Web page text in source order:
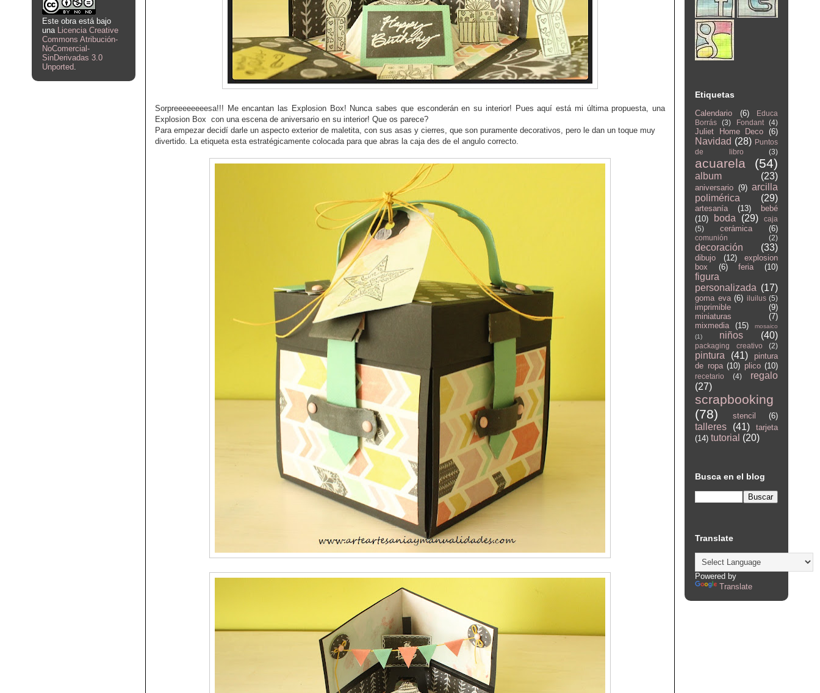
Sorpreeeeeeeesa!!! Me encantan las Explosion Box! Nunca sabes que esconderán en su interior! Pues aquí está mi última propuesta, una
Explosion Box con una escena de aniversario en su interior! Que os parece?
Para empezar decidí darle un aspecto exterior de maletita, con sus asas y cierres, que son puramente decorativos, pero le dan un toque muy
divertido. La etiqueta esta estratégicamente colocada para que abras la caja des de el angulo correcto.
Este obra está bajo
una
Licencia Creative
Commons Atribución-
NoComercial-
SinDerivadas 3.0
Unported
Etiquetas
Calendario (6)
Educa
Borrás
(3) Fondant (4)
Juliet Home Deco (6)
Navidad (28) Puntos
de libro
(3)
acuarela (54)
album (23)
aniversario (9) arcilla
polimérica
(29)
artesanía (13)
bebé
(10)
boda (29)
caja
(5)
cerámica (6)
comunión (2)
decoración (33)
dibujo (12)
explosion
box
(6) feria (10)
figura
personalizada (17)
goma eva (6) iluilus (5)
imprimible
(9)
miniaturas
(7)
mixmedia
(15)
mosaico
(1)
niños (40)
packaging creativo (2)
pintura (41)
pintura
de ropa (10) plico (10)
recetario (4)
regalo
(27)
scrapbooking
(78)
stencil (6)
talleres (41)
tarjeta
(14) tutorial (20)
Busca en el blog
Translate
Powered by
Translate